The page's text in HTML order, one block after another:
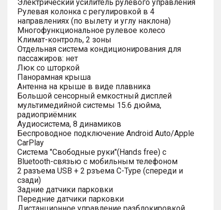
Электрический усилитель рулевого управления
Рулевая колонка с регулировкой в 4
направлениях (по вылету и углу наклона)
Многофункциональное рулевое колесо
Климат-контроль, 2 зоны
Отдельная система кондиционирования для
пассажиров: нет
Люк со шторкой
Панорамная крыша
Антенна на крыше в виде плавника
Большой сенсорный емкостный дисплей
мультимедийной системы 15.6 дюйма,
радиоприёмник
Аудиосистема, 8 динамиков
Беспроводное подключение Android Auto/Apple
CarPlay
Система "Свободные руки"(Hands free) с
Bluetooth-связью с мобильным телефоном
2 разъема USB + 2 рзъема C-Type (спереди и
сзади)
Задние датчики парковки
Передние датчики парковки
Дистанционное управление разблокировкой